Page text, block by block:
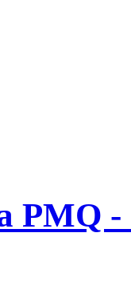
PMQ